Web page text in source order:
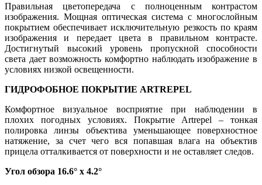
Правильная цветопередача с полноценным контрастом
изображения. Мощная оптическая система с многослойным
покрытием обеспечивает исключительную резкость по краям
изображения и передает цвета в правильном контрасте.
Достигнутый высокий уровень пропускной способности
света дает возможность комфортно наблюдать изображение в
условиях низкой освещенности.
ГИДРОФОБНОЕ ПОКРЫТИЕ ARTREPEL
Комфортное визуальное восприятие при наблюдении в
плохих погодных условиях. Покрытие Artrepel – тонкая
полировка линзы объектива уменьшающее поверхностное
натяжение, за счет чего вся попавшая влага на объектив
прицела отталкивается от поверхности и не оставляет следов.
Угол обзора 16.6° x 4.2°